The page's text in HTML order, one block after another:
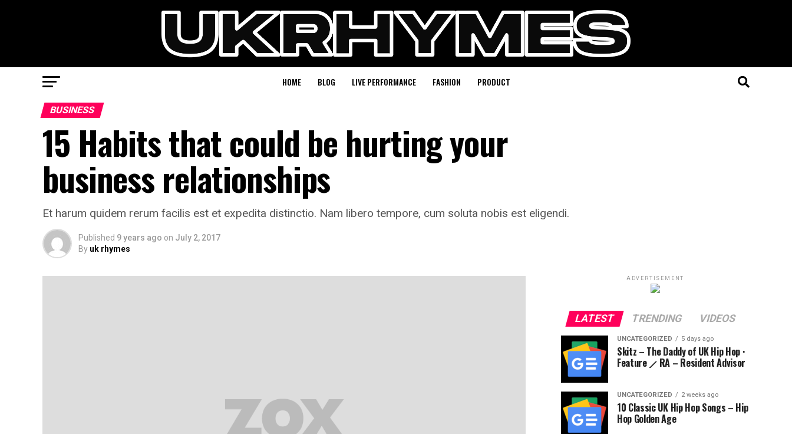
HOME BLOG LIVE PERFORMANCE FASHION PRODUCT
BUSINESS
15 Habits that could be hurting your
business relationships
Et harum quidem rerum facilis est et expedita distinctio. Nam libero tempore, cum soluta nobis est eligendi.
Published 9 years ago on July 2, 2017
By uk rhymes
ADVERTISEMENT
LATEST TRENDING VIDEOS
UNCATEGORIZED 5 days ago
Skitz – The Daddy of UK Hip Hop ·
Feature ⟋ RA – Resident Advisor
UNCATEGORIZED 2 weeks ago
10 Classic UK Hip Hop Songs – Hip
Hop Golden Age